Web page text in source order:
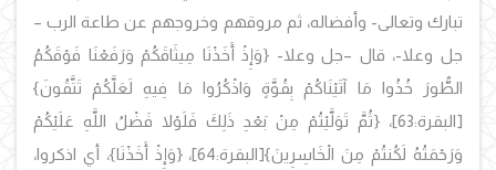
تبارك وتعالى- وأفضاله، ثم مروقهم وخروجهم عن طاعة الرب –
جل وعلا-، قال –جل وعلا- {وَإِذْ أَخَذْنَا مِيثَاقَكُمْ وَرَفَعْنَا فَوْقَكُمُ
الطُّورَ خُذُوا مَا آتَيْنَاكُمْ بِقُوَّةٍ وَاذْكُرُوا مَا فِيهِ لَعَلَّكُمْ تَتَّقُونَ}
[البقرة:63]، {ثُمَّ تَوَلَّيْتُمْ مِنْ بَعْدِ ذَلِكَ فَلَوْلا فَضْلُ اللَّهِ عَلَيْكُمْ
وَرَحْمَتُهُ لَكُنتُمْ مِنَ الْخَاسِرِينَ}[البقرة:64]، {وَإِذْ أَخَذْنَا}، أي اذكروا،